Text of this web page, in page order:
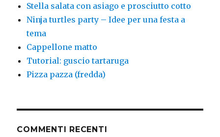
Stella salata con asiago e prosciutto cotto
Ninja turtles party – Idee per una festa a
tema
Cappellone matto
Tutorial: guscio tartaruga
Pizza pazza (fredda)
COMMENTI RECENTI